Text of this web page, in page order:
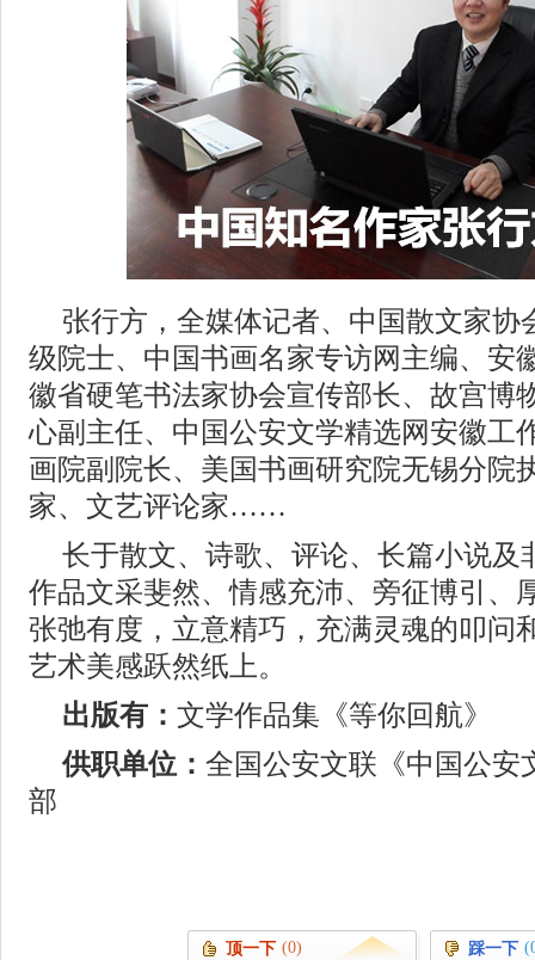
张行方，全媒体记者、中国散文家协
级院士、中国书画名家专访网主编、安
徽省硬笔书法家协会宣传部长、故宫博
心副主任、中国公安文学精选网安徽工
画院副院长、美国书画研究院无锡分院
家、文艺评论家……
长于散文、诗歌、评论、长篇小说及
作品文采斐然、情感充沛、旁征博引、
张弛有度，立意精巧，充满灵魂的叩问
艺术美感跃然纸上。
出版有： 文学作品集《等你回航》
供职单位： 全国公安文联《中国公安
部
顶一下 (0) 踩一下